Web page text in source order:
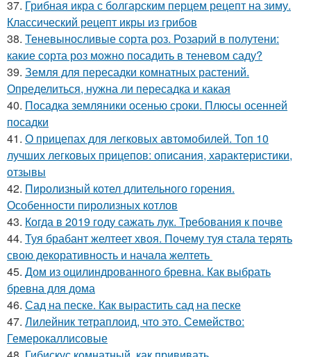
37. Грибная икра с болгарским перцем рецепт на зиму.
Классический рецепт икры из грибов
38. Теневыносливые сорта роз. Розарий в полутени:
какие сорта роз можно посадить в теневом саду?
39. Земля для пересадки комнатных растений.
Определиться, нужна ли пересадка и какая
40. Посадка земляники осенью сроки. Плюсы осенней
посадки
41. О прицепах для легковых автомобилей. Топ 10
лучших легковых прицепов: описания, характеристики,
отзывы
42. Пиролизный котел длительного горения.
Особенности пиролизных котлов
43. Когда в 2019 году сажать лук. Требования к почве
44. Туя брабант желтеет хвоя. Почему туя стала терять
свою декоративность и начала желтеть
45. Дом из оцилиндрованного бревна. Как выбрать
бревна для дома
46. Сад на песке. Как вырастить сад на песке
47. Лилейник тетраплоид, что это. Семейство:
Гемерокаллисовые